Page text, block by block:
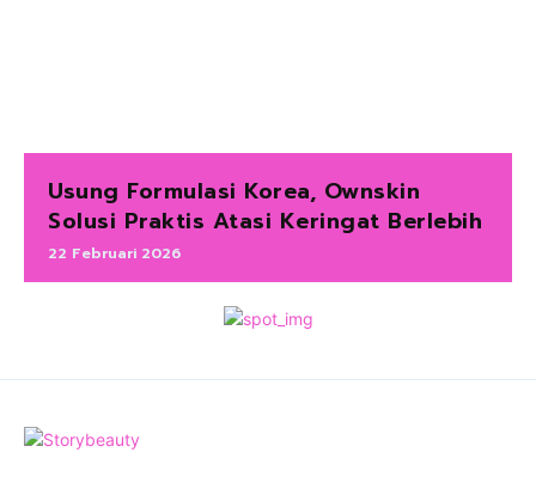
Usung Formulasi Korea, Ownskin
Solusi Praktis Atasi Keringat Berlebih
22 Februari 2026